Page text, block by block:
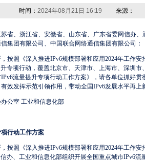
时间： 2024年08月21日 16:19 来源：
省、浙江省、安徽省、山东省、广东省委网信办
集团有限公司、中国联合网络通信集团有限公司：
按照《深入推进IPv6规模部署和应用2024年工作
专项行动，覆盖北京市、天津市、上海市、深圳
流量提升专项行动工作方案》，请各单位抓好
效发挥示范引领作用，带动全国IPv6发展水平再上
公室 工业和信息化部
行动工作方案
按照《深入推进IPv6规模部署和应用2024年工作
办、工业和信息化部组织开展全国重点城市IPv6